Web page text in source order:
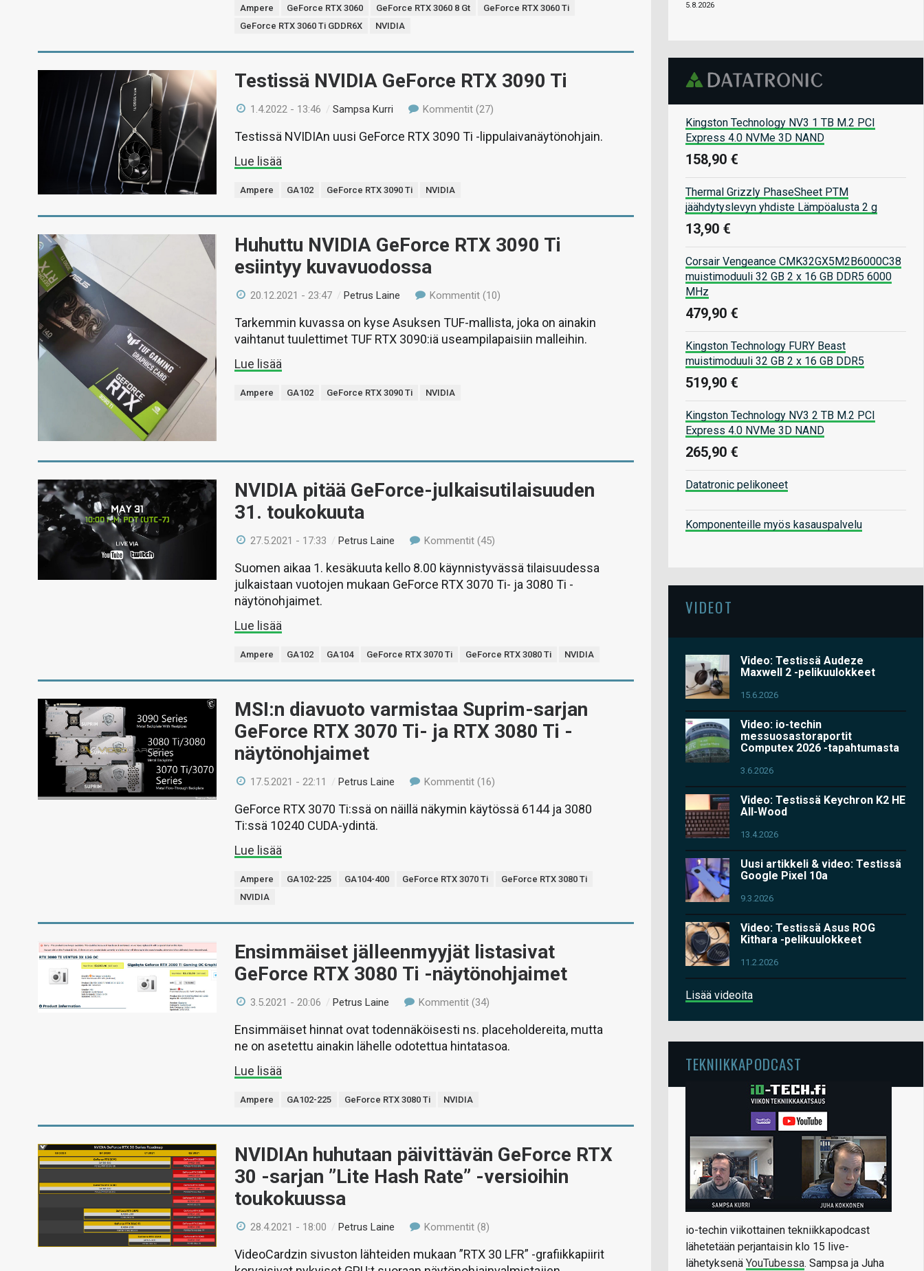
Ampere GeForce RTX 3060 GeForce RTX 3060 8 Gt
GeForce RTX 3060 Ti
GeForce RTX 3060 Ti GDDR6X
NVIDIA
Testissä NVIDIA GeForce RTX 3090 Ti
1.4.2022 - 13:46 /Sampsa Kurri Kommentit (27)
Testissä NVIDIAn uusi GeForce RTX 3090 Ti -lippulaivanäytönohjain.
Lue lisää
Ampere GA102 GeForce RTX 3090 Ti NVIDIA
Huhuttu NVIDIA GeForce RTX 3090 Ti
esiintyy kuvavuodossa
20.12.2021 - 23:47 /Petrus Laine Kommentit (10)
Tarkemmin kuvassa on kyse Asuksen TUF-mallista, joka on ainakin
vaihtanut tuulettimet TUF RTX 3090:iä useampilapaisiin malleihin.
Lue lisää
Ampere GA102 GeForce RTX 3090 Ti NVIDIA
NVIDIA pitää GeForce-julkaisutilaisuuden
31. toukokuuta
27.5.2021 - 17:33 /Petrus Laine Kommentit (45)
Suomen aikaa 1. kesäkuuta kello 8.00 käynnistyvässä tilaisuudessa
julkaistaan vuotojen mukaan GeForce RTX 3070 Ti- ja 3080 Ti -
näytönohjaimet.
Lue lisää
Ampere GA102 GA104 GeForce RTX 3070 Ti GeForce RTX 3080 Ti NVIDIA
MSI:n diavuoto varmistaa Suprim-sarjan
GeForce RTX 3070 Ti- ja RTX 3080 Ti -
näytönohjaimet
17.5.2021 - 22:11 /Petrus Laine Kommentit (16)
GeForce RTX 3070 Ti:ssä on näillä näkymin käytössä 6144 ja 3080
Ti:ssä 10240 CUDA-ydintä.
Lue lisää
Ampere GA102-225 GA104-400 GeForce RTX 3070 Ti
GeForce RTX 3080 Ti
NVIDIA
Ensimmäiset jälleenmyyjät listasivat
GeForce RTX 3080 Ti -näytönohjaimet
3.5.2021 - 20:06 /Petrus Laine Kommentit (34)
Ensimmäiset hinnat ovat todennäköisesti ns. placeholdereita, mutta
ne on asetettu ainakin lähelle odotettua hintatasoa.
Lue lisää
Ampere GA102-225 GeForce RTX 3080 Ti NVIDIA
NVIDIAn huhutaan päivittävän GeForce RTX
30 -sarjan ”Lite Hash Rate” -versioihin
toukokuussa
28.4.2021 - 18:00 /Petrus Laine Kommentit (8)
VideoCardzin sivuston lähteiden mukaan ”RTX 30 LFR” -grafiikkapiirit
5.8.2026
Kingston Technology NV3 1 TB M.2 PCI
Express 4.0 NVMe 3D NAND
158,90 €
Thermal Grizzly PhaseSheet PTM
jäähdytyslevyn yhdiste Lämpöalusta 2 g
13,90 €
Corsair Vengeance CMK32GX5M2B6000C38
muistimoduuli 32 GB 2 x 16 GB DDR5 6000
MHz
479,90 €
Kingston Technology FURY Beast
muistimoduuli 32 GB 2 x 16 GB DDR5
519,90 €
Kingston Technology NV3 2 TB M.2 PCI
Express 4.0 NVMe 3D NAND
265,90 €
Datatronic pelikoneet
Komponenteille myös kasauspalvelu
VIDEOT
Video: Testissä Audeze
Maxwell 2 -pelikuulokkeet
15.6.2026
Video: io-techin
messuosastoraportit
Computex 2026 -tapahtumasta
3.6.2026
Video: Testissä Keychron K2 HE
All-Wood
13.4.2026
Uusi artikkeli & video: Testissä
Google Pixel 10a
9.3.2026
Video: Testissä Asus ROG
Kithara -pelikuulokkeet
11.2.2026
Lisää videoita
TEKNIIKKAPODCAST
io-techin viikottainen tekniikkapodcast
lähetetään perjantaisin klo 15 live-
lähetyksenä YouTubessa. Sampsa ja Juha